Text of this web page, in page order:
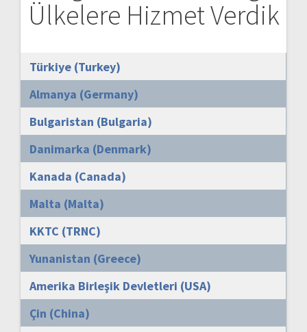
Ülkelere Hizmet Verdik
Türkiye (Turkey)
Almanya (Germany)
Bulgaristan (Bulgaria)
Danimarka (Denmark)
Kanada (Canada)
Malta (Malta)
KKTC (TRNC)
Yunanistan (Greece)
Amerika Birleşik Devletleri (USA)
Çin (China)